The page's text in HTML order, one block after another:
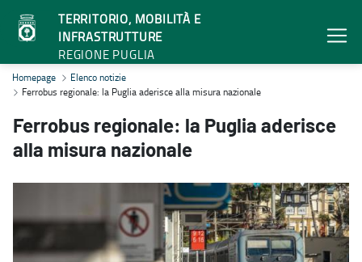
TERRITORIO, MOBILITÀ E
INFRASTRUTTURE
REGIONE PUGLIA
Ferrobus regionale: la Puglia aderisce alla misura nazionale -
Homepage
Elenco notizie
Ferrobus regionale: la Puglia aderisce alla misura nazionale
Ferrobus regionale: la Puglia aderisce
alla misura nazionale